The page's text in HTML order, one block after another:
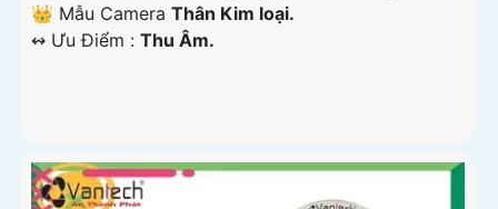
👑 Mẫu Camera Thân Kim loại.
️↭ Ưu Điểm : Thu Âm.